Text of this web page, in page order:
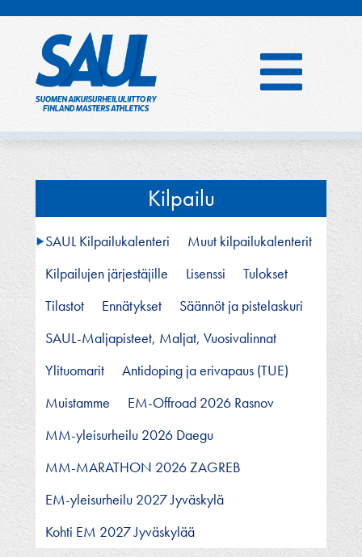
Kilpailu
SAUL Kilpailukalenteri
Muut kilpailukalenterit
Kilpailujen järjestäjille
Lisenssi
Tulokset
Tilastot
Ennätykset
Säännöt ja pistelaskuri
SAUL-Maljapisteet, Maljat, Vuosivalinnat
Ylituomarit
Antidoping ja erivapaus (TUE)
Muistamme
EM-Offroad 2026 Rasnov
MM-yleisurheilu 2026 Daegu
MM-MARATHON 2026 ZAGREB
EM-yleisurheilu 2027 Jyväskylä
Kohti EM 2027 Jyväskylää